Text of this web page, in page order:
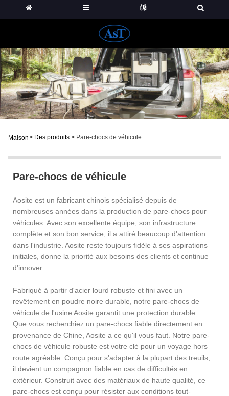
Maison> Des produits > Pare-chocs de véhicule
Pare-chocs de véhicule
Aosite est un fabricant chinois spécialisé depuis de
nombreuses années dans la production de pare-chocs pour
véhicules. Avec son excellente équipe, son infrastructure
complète et son bon service, il a attiré beaucoup d'attention
dans l'industrie. Aosite reste toujours fidèle à ses aspirations
initiales, donne la priorité aux besoins des clients et continue
d'innover.
Fabriqué à partir d'acier lourd robuste et fini avec un
revêtement en poudre noire durable, notre pare-chocs de
véhicule de l'usine Aosite garantit une protection durable.
Que vous recherchiez un pare-chocs fiable directement en
provenance de Chine, Aosite a ce qu'il vous faut. Notre pare-
chocs de véhicule robuste est votre clé pour un voyage hors
route agréable. Conçu pour s'adapter à la plupart des treuils,
il devient un compagnon fiable en cas de difficultés en
extérieur. Construit avec des matériaux de haute qualité, ce
pare-chocs est conçu pour résister aux conditions tout-